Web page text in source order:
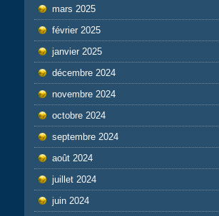
mars 2025
février 2025
janvier 2025
décembre 2024
novembre 2024
octobre 2024
septembre 2024
août 2024
juillet 2024
juin 2024